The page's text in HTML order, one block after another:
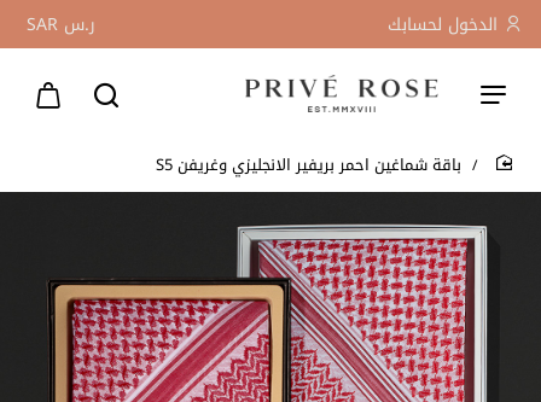
الدخول لحسابك ر.س SAR
home باقة شماغين احمر بريفير الانجليزي وغريفن S5